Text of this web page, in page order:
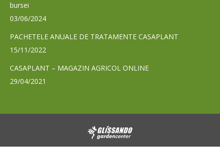
window
bursei
03/06/2024
PACHETELE ANUALE DE TRATAMENTE CASAPLANT
15/11/2022
CASAPLANT – MAGAZIN AGRICOL ONLINE
29/04/2021